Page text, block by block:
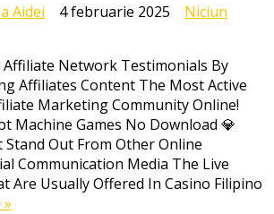
Aidei 4 februarie 2025
Niciun
Network Testimonials By
Affiliates Content The Most Active
Marketing Community Online!
Machine Games No Download 💎
Out From Other Online
Communication Media The Live
Are Usually Offered In Casino Filipino